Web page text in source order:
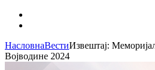
НасловнаВестиИзвештај:
Војводине 2024